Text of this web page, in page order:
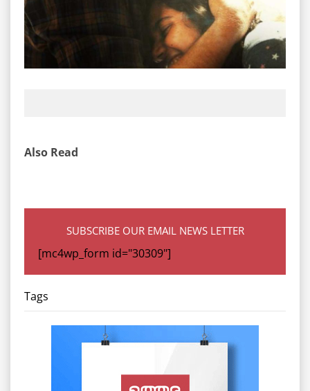
Also Read
SUBSCRIBE OUR EMAIL NEWS LETTER
[mc4wp_form id="30309"]
Tags